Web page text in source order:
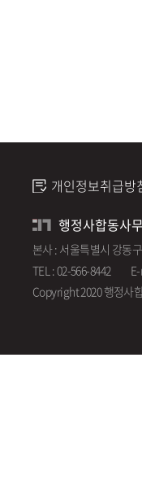
개인정보취급방
행정사합동사
본사 : 서울특별시 강동
TEL : 02-566-8442
Copyright 2020 행정사